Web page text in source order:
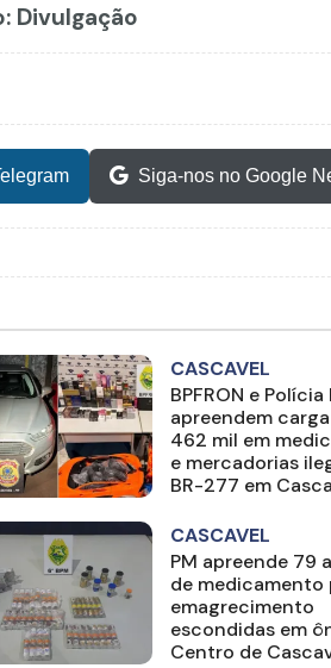
Divulgação
Siga-nos no Google
CASCAVEL
BPFRON e Polícia
apreendem
462 mil em
e mercadorias
BR-277 em
CASCAVEL
PM apreende 79
de medicamento
emagrecimento
escondidas em
Centro de